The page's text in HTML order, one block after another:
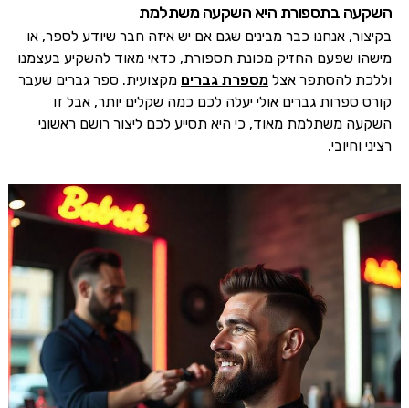
השקעה בתספורת היא השקעה משתלמת
בקיצור, אנחנו כבר מבינים שגם אם יש איזה חבר שיודע לספר, או
מישהו שפעם החזיק מכונת תספורת, כדאי מאוד להשקיע בעצמנו
וללכת להסתפר אצל מספרת גברים מקצועית. ספר גברים שעבר
קורס ספרות גברים אולי יעלה לכם כמה שקלים יותר, אבל זו
השקעה משתלמת מאוד, כי היא תסייע לכם ליצור רושם ראשוני
רציני וחיובי.